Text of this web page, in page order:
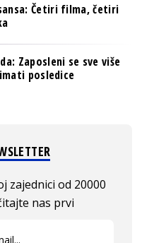
Četiri filma, četiri
Zaposleni se sve više
posledice
zajednici od 20000
nas prvi